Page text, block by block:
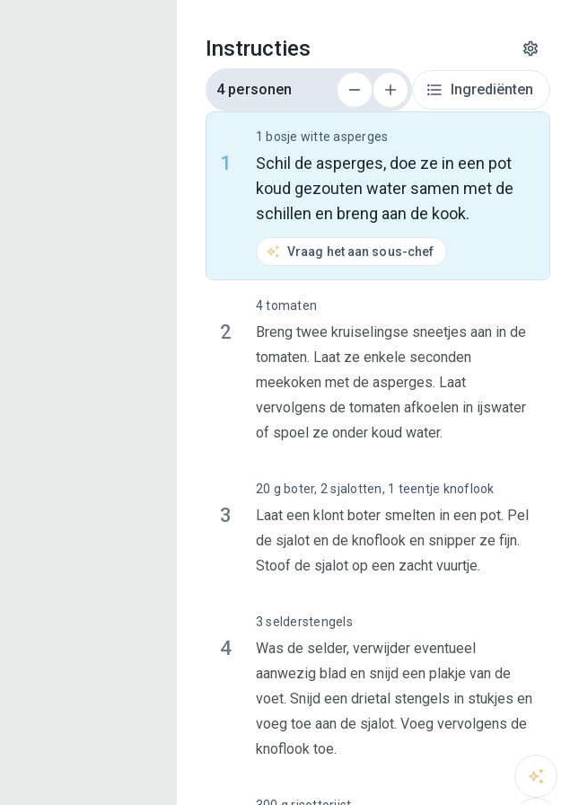
Instructies
4 personen Ingrediënten
1
Schil de asperges, doe ze in een pot
koud gezouten water samen met de
schillen en breng aan de kook.
Vraag het aan sous-chef
1 bosje witte asperges
2
Breng twee kruiselingse sneetjes aan in de
tomaten. Laat ze enkele seconden
meekoken met de asperges. Laat
vervolgens de tomaten afkoelen in ijswater
of spoel ze onder koud water.
4 tomaten
3
Laat een klont boter smelten in een pot. Pel
de sjalot en de knoflook en snipper ze fijn.
Stoof de sjalot op een zacht vuurtje.
20 g boter, 2 sjalotten, 1 teentje knoflook
4
Was de selder, verwijder eventueel
aanwezig blad en snijd een plakje van de
voet. Snijd een drietal stengels in stukjes en
voeg toe aan de sjalot. Voeg vervolgens de
knoflook toe.
3 selderstengels